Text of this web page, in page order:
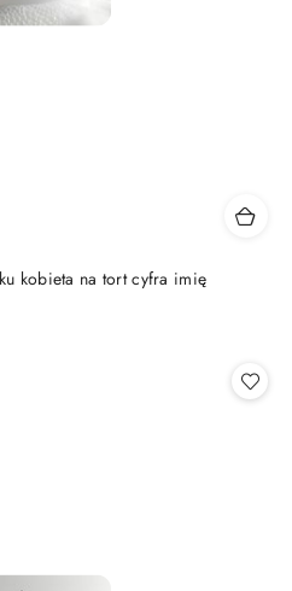
kobieta na tort cyfra imię